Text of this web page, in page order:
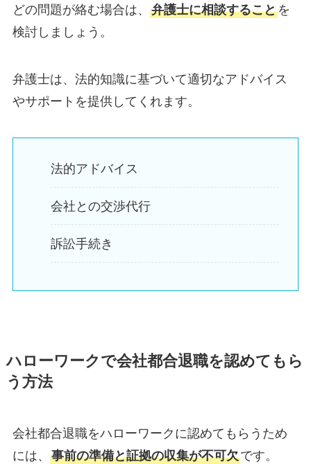
どの問題が絡む場合は、 弁護士に相談することを
検討しましょう。
弁護士は、法的知識に基づいて適切なアドバイス
やサポートを提供してくれます。
法的アドバイス
会社との交渉代行
訴訟手続き
ハローワークで会社都合退職を認めてもら
う方法
会社都合退職をハローワークに認めてもらうため
には、 事前の準備と証拠の収集が不可欠です。